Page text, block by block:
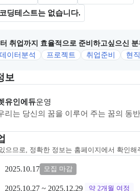
딩테스트는 없습니다.
취업까지 효율적으로 준비하고싶으신 분
데이터분석 프로젝트 취업준비 현
부트캠프를 운영하거나 주관하는 회사
보
은(는) 본 부트캠프의
유인에듀운영
리는 당신의 꿈을 이루어 주는 꿈의 동
으므로, 정확한 정보는 홈페이지에서 확인해
모집 상태에 따른 안내를 제공한다.
2025.10.17 모집 마감
2025.10.27 ~ 2025.12.29 약 2개월 여정